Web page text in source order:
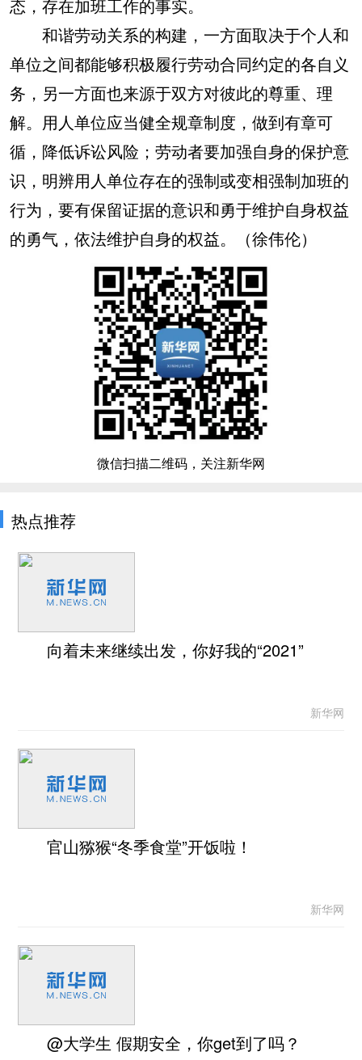
态，存在加班工作的事实。
和谐劳动关系的构建，一方面取决于个人和
单位之间都能够积极履行劳动合同约定的各自义
务，另一方面也来源于双方对彼此的尊重、理
解。用人单位应当健全规章制度，做到有章可
循，降低诉讼风险；劳动者要加强自身的保护意
识，明辨用人单位存在的强制或变相强制加班的
行为，要有保留证据的意识和勇于维护自身权益
的勇气，依法维护自身的权益。（徐伟伦）
微信扫描二维码，关注新华网
热点推荐
向着未来继续出发，你好我的“2021”
新华网
官山猕猴“冬季食堂”开饭啦！
新华网
@大学生 假期安全，你get到了吗？